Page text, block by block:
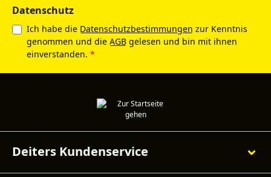
Datenschutz
Ich habe die Datenschutzbestimmungen zur Kenntnis
genommen und die AGB gelesen und bin mit ihnen
einverstanden. *
Deiters Kundenservice